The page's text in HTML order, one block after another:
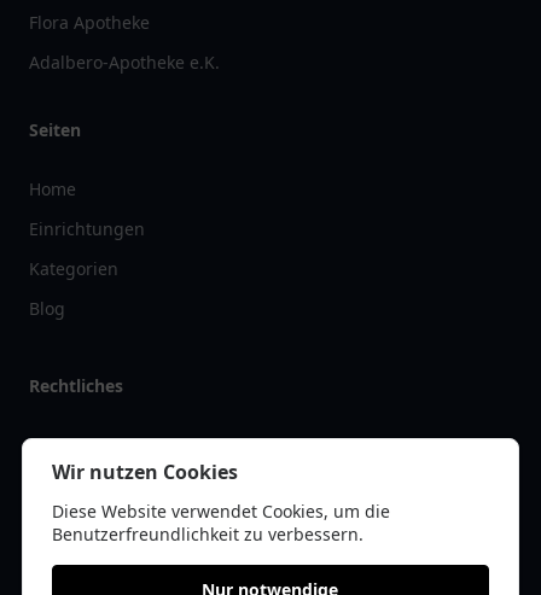
Flora Apotheke
Adalbero-Apotheke e.K.
Seiten
Home
Einrichtungen
Kategorien
Blog
Rechtliches
Impressum
Datenschutz
Kontakt
Wir nutzen Cookies
Diese Website verwendet Cookies, um die
Benutzerfreundlichkeit zu verbessern.
Nur notwendige